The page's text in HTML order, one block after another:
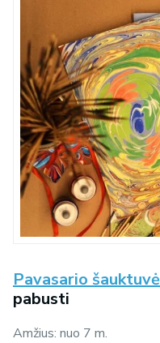
Pavasario
pabusti
Amžius: nuo 7 m.